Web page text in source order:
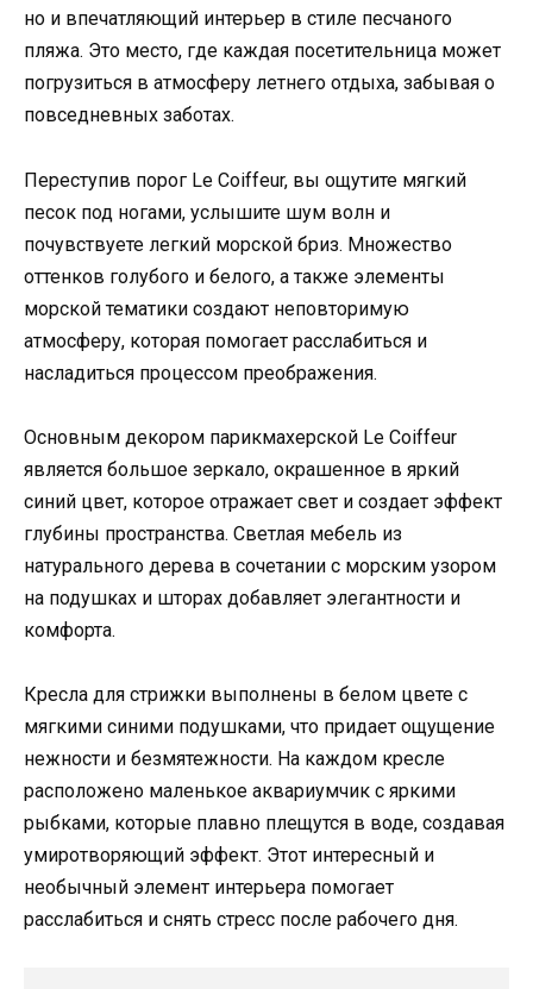
но и впечатляющий интерьер в стиле песчаного
пляжа. Это место, где каждая посетительница может
погрузиться в атмосферу летнего отдыха, забывая о
повседневных заботах.
Переступив порог Le Coiffeur, вы ощутите мягкий
песок под ногами, услышите шум волн и
почувствуете легкий морской бриз. Множество
оттенков голубого и белого, а также элементы
морской тематики создают неповторимую
атмосферу, которая помогает расслабиться и
насладиться процессом преображения.
Основным декором парикмахерской Le Coiffeur
является большое зеркало, окрашенное в яркий
синий цвет, которое отражает свет и создает эффект
глубины пространства. Светлая мебель из
натурального дерева в сочетании с морским узором
на подушках и шторах добавляет элегантности и
комфорта.
Кресла для стрижки выполнены в белом цвете с
мягкими синими подушками, что придает ощущение
нежности и безмятежности. На каждом кресле
расположено маленькое аквариумчик с яркими
рыбками, которые плавно плещутся в воде, создавая
умиротворяющий эффект. Этот интересный и
необычный элемент интерьера помогает
расслабиться и снять стресс после рабочего дня.